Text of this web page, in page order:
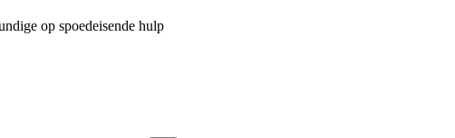
op spoedeisende hulp